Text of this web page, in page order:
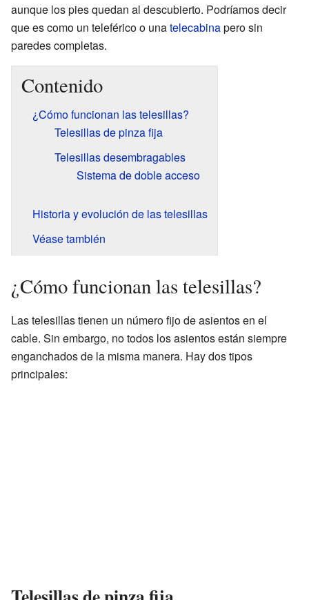
aunque los pies quedan al descubierto. Podríamos decir
que es como un teleférico o unatelecabinapero sin
paredes completas.
Contenido
¿Cómo funcionan las telesillas?
Telesillas de pinza fija
Telesillas desembragables
Sistema de doble acceso
Historia y evolución de las telesillas
Véase también
¿Cómo funcionan las telesillas?
Las telesillas tienen un número fijo de asientos en el
cable. Sin embargo, no todos los asientos están siempre
enganchados de la misma manera. Hay dos tipos
principales: